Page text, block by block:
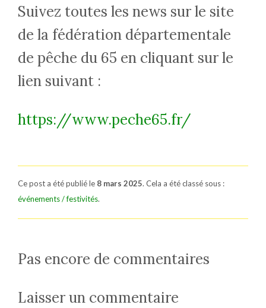
Suivez toutes les news sur le site
de la fédération départementale
de pêche du 65 en cliquant sur le
lien suivant :
https://www.peche65.fr/
Ce post a été publié le 8 mars 2025. Cela a été classé sous :
événements / festivités.
Pas encore de commentaires
Laisser un commentaire